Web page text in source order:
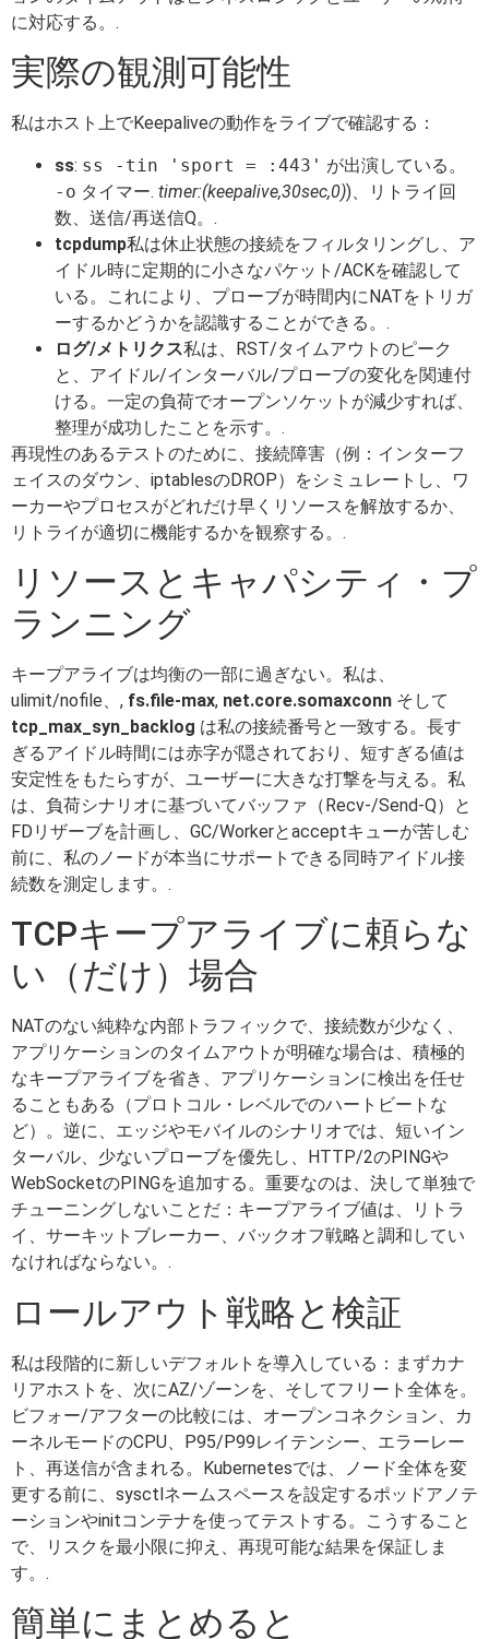
に対応する。.
実際の観測可能性
私はホスト上でKeepaliveの動作をライブで確認する：
ss: ss -tin 'sport = :443' が出演している。
-o タイマー. timer:(keepalive,30sec,0))、リトライ回
数、送信/再送信Q。.
tcpdump私は休止状態の接続をフィルタリングし、ア
イドル時に定期的に小さなパケット/ACKを確認して
いる。これにより、プローブが時間内にNATをトリガ
ーするかどうかを認識することができる。.
ログ/メトリクス私は、RST/タイムアウトのピーク
と、アイドル/インターバル/プローブの変化を関連付
ける。一定の負荷でオープンソケットが減少すれば、
整理が成功したことを示す。.
再現性のあるテストのために、接続障害（例：インターフ
ェイスのダウン、iptablesのDROP）をシミュレートし、ワ
ーカーやプロセスがどれだけ早くリソースを解放するか、
リトライが適切に機能するかを観察する。.
リソースとキャパシティ・プ
ランニング
キープアライブは均衡の一部に過ぎない。私は、
ulimit/nofile、, fs.file-max, net.core.somaxconn そして
tcp_max_syn_backlog は私の接続番号と一致する。長す
ぎるアイドル時間には赤字が隠されており、短すぎる値は
安定性をもたらすが、ユーザーに大きな打撃を与える。私
は、負荷シナリオに基づいてバッファ（Recv-/Send-Q）と
FDリザーブを計画し、GC/Workerとacceptキューが苦しむ
前に、私のノードが本当にサポートできる同時アイドル接
続数を測定します。.
TCPキープアライブに頼らな
い（だけ）場合
NATのない純粋な内部トラフィックで、接続数が少なく、
アプリケーションのタイムアウトが明確な場合は、積極的
なキープアライブを省き、アプリケーションに検出を任せ
ることもある（プロトコル・レベルでのハートビートな
ど）。逆に、エッジやモバイルのシナリオでは、短いイン
ターバル、少ないプローブを優先し、HTTP/2のPINGや
WebSocketのPINGを追加する。重要なのは、決して単独で
チューニングしないことだ：キープアライブ値は、リトラ
イ、サーキットブレーカー、バックオフ戦略と調和してい
なければならない。.
ロールアウト戦略と検証
私は段階的に新しいデフォルトを導入している：まずカナ
リアホストを、次にAZ/ゾーンを、そしてフリート全体を。
ビフォー/アフターの比較には、オープンコネクション、カ
ーネルモードのCPU、P95/P99レイテンシー、エラーレー
ト、再送信が含まれる。Kubernetesでは、ノード全体を変
更する前に、sysctlネームスペースを設定するポッドアノテ
ーションやinitコンテナを使ってテストする。こうすること
で、リスクを最小限に抑え、再現可能な結果を保証しま
す。.
簡単にまとめると